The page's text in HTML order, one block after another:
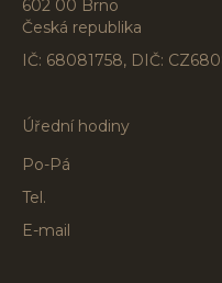
602 00 Brno
Česká republika
IČ: 68081758, DIČ:
Úřední hodiny
Po-Pá
Tel.
E-mail